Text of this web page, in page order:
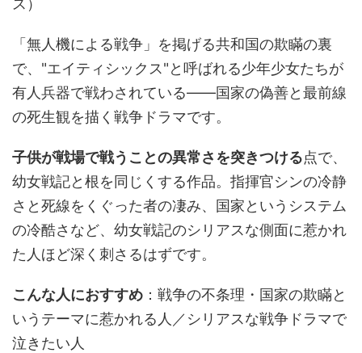
ス）
「無人機による戦争」を掲げる共和国の欺瞞の裏
で、"エイティシックス"と呼ばれる少年少女たちが
有人兵器で戦わされている――国家の偽善と最前線
の死生観を描く戦争ドラマです。
子供が戦場で戦うことの異常さを突きつける点で、
幼女戦記と根を同じくする作品。指揮官シンの冷静
さと死線をくぐった者の凄み、国家というシステム
の冷酷さなど、幼女戦記のシリアスな側面に惹かれ
た人ほど深く刺さるはずです。
こんな人におすすめ ：戦争の不条理・国家の欺瞞と
いうテーマに惹かれる人／シリアスな戦争ドラマで
泣きたい人